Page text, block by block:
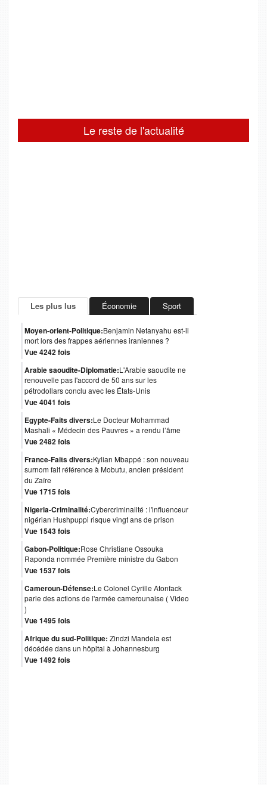
Le reste de l'actualité
Les plus lus Économie Sport
Moyen-orient-Politique:Benjamin Netanyahu est-il
mort lors des frappes aériennes iraniennes ?
Vue 4242 fois
Arabie saoudite-Diplomatie:L'Arabie saoudite ne
renouvelle pas l'accord de 50 ans sur les
pétrodollars conclu avec les États-Unis
Vue 4041 fois
Egypte-Faits divers:Le Docteur Mohammad
Mashali « Médecin des Pauvres » a rendu l’âme
Vue 2482 fois
France-Faits divers:Kylian Mbappé : son nouveau
surnom fait référence à Mobutu, ancien président
du Zaïre
Vue 1715 fois
Nigeria-Criminalité:Cybercriminalité : l'influenceur
nigérian Hushpuppi risque vingt ans de prison
Vue 1543 fois
Gabon-Politique:Rose Christiane Ossouka
Raponda nommée Première ministre du Gabon
Vue 1537 fois
Cameroun-Défense:Le Colonel Cyrille Atonfack
parle des actions de l'armée camerounaise ( Video
)
Vue 1495 fois
Afrique du sud-Politique: Zindzi Mandela est
décédée dans un hôpital à Johannesburg
Vue 1492 fois